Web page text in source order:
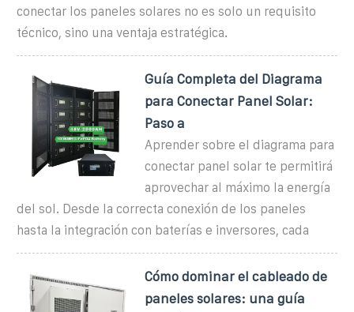
conectar los paneles solares no es solo un requisito
técnico, sino una ventaja estratégica.
Guía Completa del Diagrama
para Conectar Panel Solar:
Paso a
Aprender sobre el diagrama para
conectar panel solar te permitirá
aprovechar al máximo la energía
del sol. Desde la correcta conexión de los paneles
hasta la integración con baterías e inversores, cada
Cómo dominar el cableado de
paneles solares: una guía